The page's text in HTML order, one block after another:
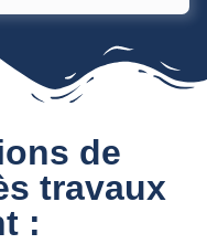
de
travaux
: